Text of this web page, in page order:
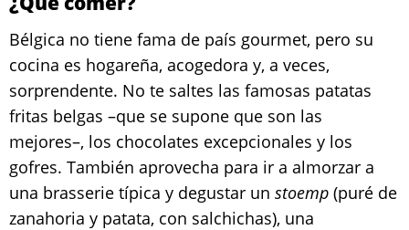
Bélgica no tiene fama de país gourmet, pero su
cocina es hogareña, acogedora y, a veces,
sorprendente. No te saltes las famosas patatas
fritas belgas –que se supone que son las
mejores–, los chocolates excepcionales y los
gofres. También aprovecha para ir a almorzar a
una brasserie típica y degustar un stoemp (puré de
zanahoria y patata, con salchichas), una